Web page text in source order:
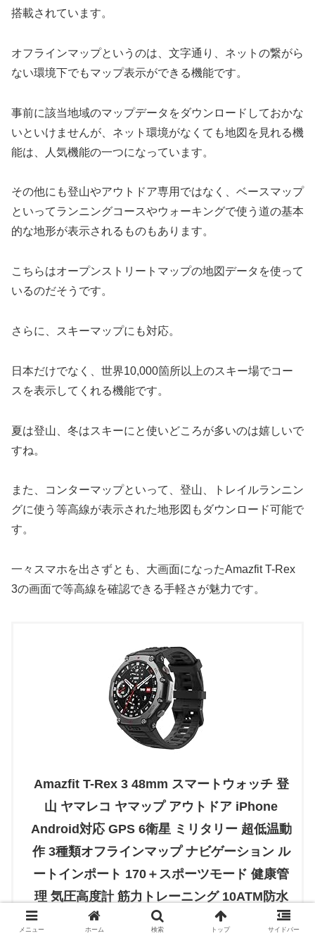
搭載されています。
オフラインマップというのは、文字通り、ネットの繋がら
ない環境下でもマップ表示ができる機能です。
事前に該当地域のマップデータをダウンロードしておかな
いといけませんが、ネット環境がなくても地図を見れる機
能は、人気機能の一つになっています。
その他にも登山やアウトドア専用ではなく、ベースマップ
といってランニングコースやウォーキングで使う道の基本
的な地形が表示されるものもあります。
こちらはオープンストリートマップの地図データを使って
いるのだそうです。
さらに、スキーマップにも対応。
日本だけでなく、世界10,000箇所以上のスキー場でコー
スを表示してくれる機能です。
夏は登山、冬はスキーにと使いどころが多いのは嬉しいで
すね。
また、コンターマップといって、登山、トレイルランニン
グに使う等高線が表示された地形図もダウンロード可能で
す。
一々スマホを出さずとも、大画面になったAmazfit T-Rex
3の画面で等高線を確認できる手軽さが魅力です。
Amazfit T-Rex 3 48mm スマートウォッチ 登
山 ヤマレコ ヤマップ アウトドア iPhone
Android対応 GPS 6衛星 ミリタリー 超低温動
作 3種類オフラインマップ ナビゲーション ル
ートインポート 170＋スポーツモード 健康管
理 気圧高度計 筋力トレーニング 10ATM防水
AIによる音声操作と睡眠/運動管理 水泳 サー
メニュー ホーム 検索 トップ サイドバー